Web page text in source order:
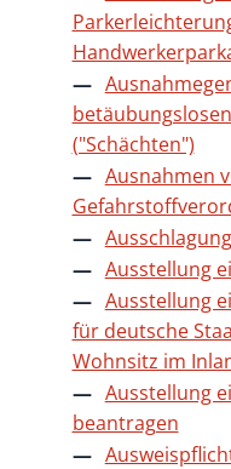
("Schächten")
Ausnahmen
Ausstellung
Ausstellung
für deutsche
Wohnsitz im
Ausstellung
beantragen